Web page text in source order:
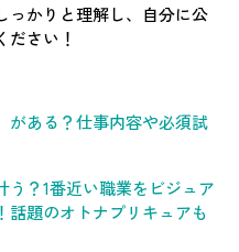
っかりと理解し、自分に公
さい！
がある？仕事内容や必須試
う？1番近い職業をビジュア
話題のオトナプリキュアも